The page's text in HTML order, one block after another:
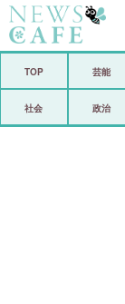
TOP 芸能
社会 政治